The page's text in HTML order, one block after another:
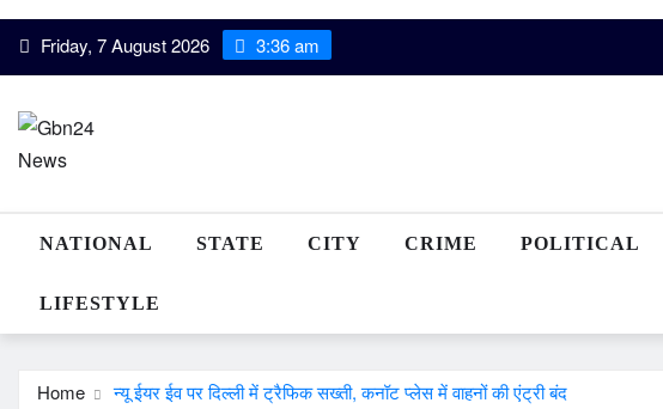
Skip Friday, 7 August 2026 3:36 am
NATIONAL STATE CITY CRIME POLITICAL
LIFESTYLE
Home न्यू ईयर ईव पर दिल्ली में ट्रैफिक सख्ती, कनॉट प्लेस में वाहनों की एंट्री बंद